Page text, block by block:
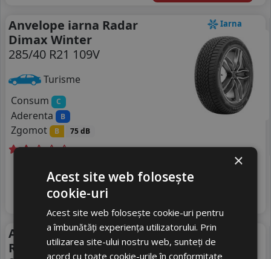
Iarna
Anvelope iarna Radar
Dimax Winter
285/40 R21 109V
Turisme
Consum
C
Aderenta B
Zgomot B 75 dB
836RON
877 RON
Discount 4
Ultimele 2 bucati!
livrare 2/3 zile
Anvelope vara Aplus Aerix
Rs01
×
Acest site web folosește
cookie-uri
Acest site web folosește cookie-uri pentru
a îmbunătăți experiența utilizatorului. Prin
utilizarea site-ului nostru web, sunteți de
acord cu toate cookie-urile în conformitate